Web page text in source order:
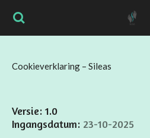
Ga
direct
hoofdinhoud
Cookieverklaring – Sileas
Versie: 1.0
Ingangsdatum: 23-10-2025